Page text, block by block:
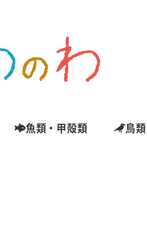
魚類・甲殻類 鳥類